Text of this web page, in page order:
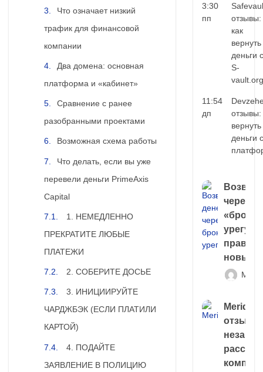
Что означает низкий
трафик для финансовой
компании
Два домена: основная
платформа и «кабинет»
Сравнение с ранее
разобранными проектами
Возможная схема работы
Что делать, если вы уже
перевели деньги PrimeAxis
Capital
1. НЕМЕДЛЕННО
ПРЕКРАТИТЕ ЛЮБЫЕ
ПЛАТЕЖИ
2. СОБЕРИТЕ ДОСЬЕ
3. ИНИЦИИРУЙТЕ
ЧАРДЖБЭК (ЕСЛИ ПЛАТИЛИ
КАРТОЙ)
4. ПОДАЙТЕ
ЗАЯВЛЕНИЕ В ПОЛИЦИЮ
3:30
пп
отзывы:
как
вернуть
деньги с
S-
vault.org
11:54
дп
отзывы:
вернуть
деньги с
через
правда
новый